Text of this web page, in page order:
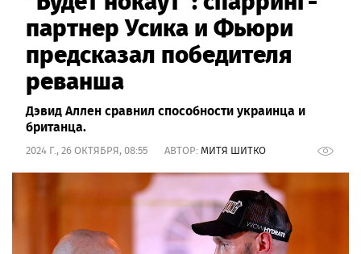
партнер Усика и Фьюри
предсказал победителя
реванша
Дэвид Аллен сравнил способности украинца и
британца.
2024 Г., 26 ОКТЯБРЯ, 08:55 АВТОР: МИТЯ ШИТКО